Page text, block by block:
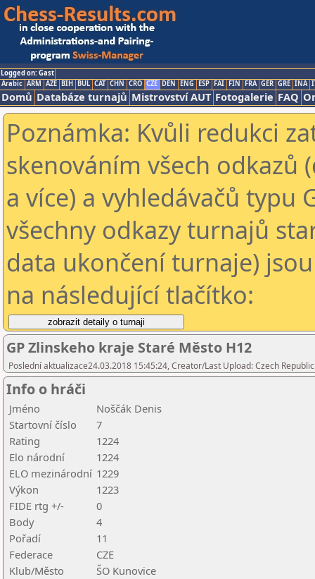
Logged on: Gast
Arabic ARM AZE BIH BUL CAT CHN CRO CZE DEN ENG ESP FAI FIN FRA GER GRE INA
Domů Databáze turnajů Mistrovství AUT Fotogalerie FAQ
Poznámka: Kvůli redukci
skenováním všech odkazů
a více) a vyhledávačů typu
všechny odkazy turnajů
data ukončení turnaje)
na následující tlačítko:
GP Zlinskeho kraje Staré Město H12
Poslední aktualizace24.03.2018 15:45:24, Creator/Last Upload: Czech
Info o hráči
Jméno
Noščák Denis
Startovní číslo
7
Rating
1224
Elo národní
1224
ELO mezinárodní 1229
Výkon
1223
FIDE rtg +/-
0
Body
4
Pořadí
11
Federace
CZE
Klub/Město
ŠO Kunovice